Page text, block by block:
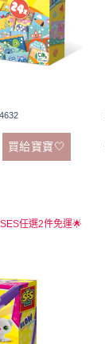
買給寶寶🤍
任選2件免運🌟